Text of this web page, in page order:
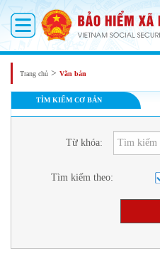
Trang chủ > Văn bản
TÌM KIẾM CƠ BẢN
Từ khóa:
Tìm kiếm theo: